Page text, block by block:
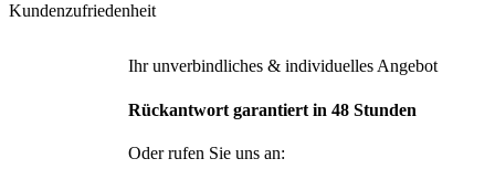
Kundenzufriedenheit
Ihr unverbindliches & individuelles Angebot
Rückantwort garantiert in 48 Stunden
Oder rufen Sie uns an: